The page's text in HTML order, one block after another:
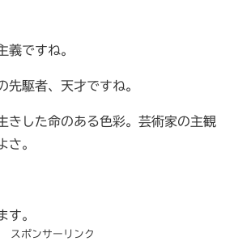
義ですね。
先駆者、天才ですね。
きした命のある色彩。芸術家の主観
さ。
す。
スポンサーリンク